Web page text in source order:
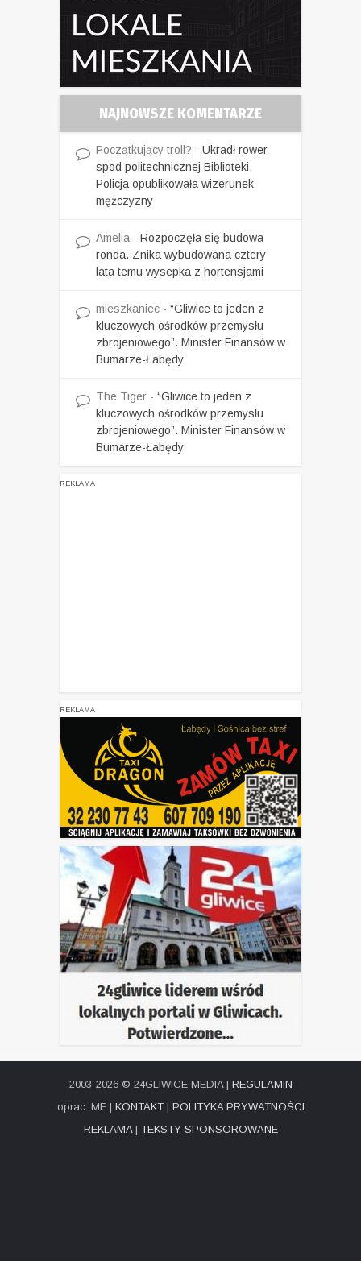
NAJNOWSZE KOMENTARZE
Początkujący troll? - Ukradł rower
spod politechnicznej Biblioteki.
Policja opublikowała wizerunek
mężczyzny
Amelia - Rozpoczęła się budowa
ronda. Znika wybudowana cztery
lata temu wysepka z hortensjami
mieszkaniec - “Gliwice to jeden z
kluczowych ośrodków przemysłu
zbrojeniowego”. Minister Finansów w
Bumarze-Łabędy
The Tiger - “Gliwice to jeden z
kluczowych ośrodków przemysłu
zbrojeniowego”. Minister Finansów w
Bumarze-Łabędy
REKLAMA
REKLAMA
2003-2026 © 24GLIWICE MEDIA | REGULAMIN
oprac. MF | KONTAKT| POLITYKA PRYWATNOŚCI
REKLAMA| TEKSTY SPONSOROWANE